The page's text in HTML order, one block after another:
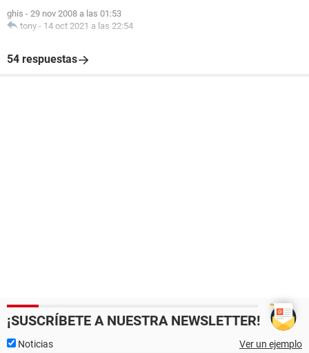
ghis - 29 nov 2008 a las 01:53
tony - 14 oct 2021 a las 22:54
54 respuestas
¡SUSCRÍBETE A NUESTRA NEWSLETTER!
Noticias Ver un ejemplo